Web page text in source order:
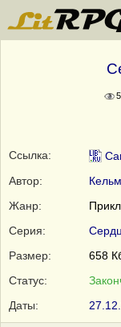
Ссылка:
Автор:
Жанр:
Серия:
Размер:
658
Статус:
Даты: